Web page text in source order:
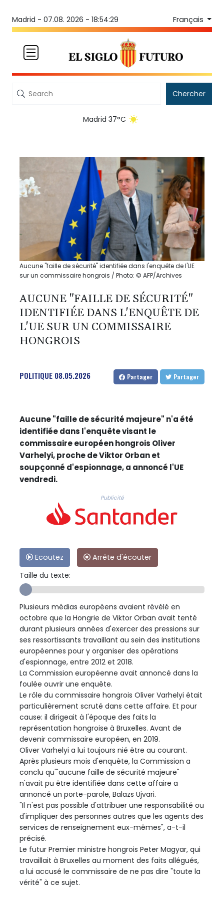
Madrid - 07.08. 2026 - 18:54:29 Français
Chercher
Madrid 37°C
Aucune "faille de sécurité" identifiée dans l'enquête de l'UE
sur un commissaire hongrois / Photo: © AFP/Archives
AUCUNE "FAILLE DE SÉCURITÉ"
IDENTIFIÉE DANS L'ENQUÊTE DE
L'UE SUR UN COMMISSAIRE
HONGROIS
POLITIQUE 08.05.2026 Partager Partager
Aucune "faille de sécurité majeure" n'a été
identifiée dans l'enquête visant le
commissaire européen hongrois Oliver
Varhelyi, proche de Viktor Orban et
soupçonné d'espionnage, a annoncé l'UE
vendredi.
Publicité
Ecoutez
Arrête d'écouter
Taille du texte:
Plusieurs médias européens avaient révélé en
octobre que la Hongrie de Viktor Orban avait tenté
durant plusieurs années d'exercer des pressions sur
ses ressortissants travaillant au sein des institutions
européennes pour y organiser des opérations
d'espionnage, entre 2012 et 2018.
La Commission européenne avait annoncé dans la
foulée ouvrir une enquête.
Le rôle du commissaire hongrois Oliver Varhelyi était
particulièrement scruté dans cette affaire. Et pour
cause: il dirigeait à l'époque des faits la
représentation hongroise à Bruxelles. Avant de
devenir commissaire européen, en 2019.
Oliver Varhelyi a lui toujours nié être au courant.
Après plusieurs mois d'enquête, la Commission a
conclu qu'"aucune faille de sécurité majeure"
n'avait pu être identifiée dans cette affaire a
annoncé un porte-parole, Balazs Ujvari.
"Il n'est pas possible d'attribuer une responsabilité ou
d'impliquer des personnes autres que les agents des
services de renseignement eux-mêmes", a-t-il
précisé.
Le futur Premier ministre hongrois Peter Magyar, qui
travaillait à Bruxelles au moment des faits allégués,
a lui accusé le commissaire de ne pas dire "toute la
vérité" à ce sujet.